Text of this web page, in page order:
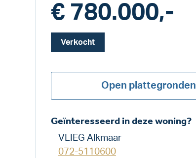
€ 780.000,-
Verkocht
Open plattegronden
Geïnteresseerd in deze woning?
VLIEG Alkmaar
072-5110600